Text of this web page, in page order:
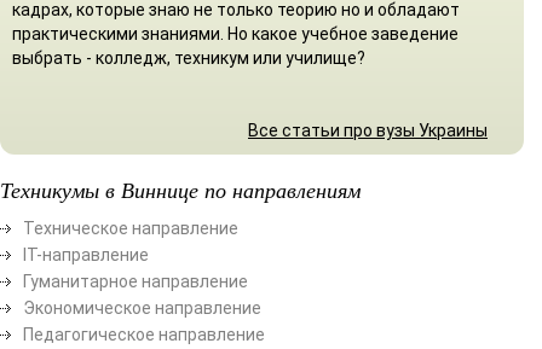
кадрах, которые знаю не только теорию но и обладают
практическими знаниями. Но какое учебное заведение
выбрать - колледж, техникум или училище?
Все статьи про вузы Украины
Техникумы в Виннице по направлениям
Техническое направление
ІТ-направление
Гуманитарное направление
Экономическое направление
Педагогическое направление